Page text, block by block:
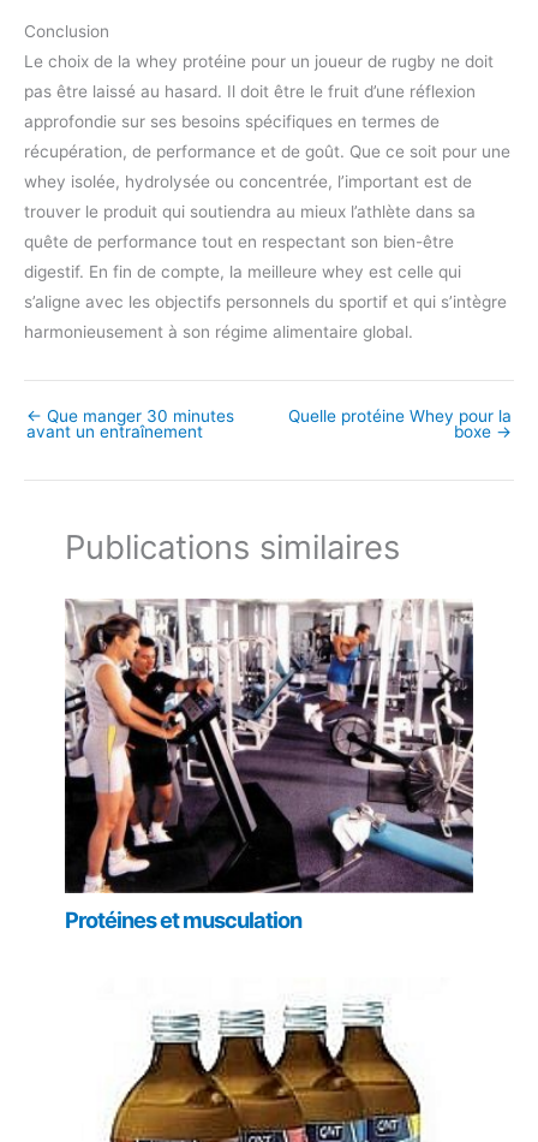
Conclusion
Le choix de la whey protéine pour un joueur de rugby ne doit
pas être laissé au hasard. Il doit être le fruit d’une réflexion
approfondie sur ses besoins spécifiques en termes de
récupération, de performance et de goût. Que ce soit pour une
whey isolée, hydrolysée ou concentrée, l’important est de
trouver le produit qui soutiendra au mieux l’athlète dans sa
quête de performance tout en respectant son bien-être
digestif. En fin de compte, la meilleure whey est celle qui
s’aligne avec les objectifs personnels du sportif et qui s’intègre
harmonieusement à son régime alimentaire global.
← Que manger 30 minutes
avant un entraînement
Quelle protéine Whey pour la
boxe →
Publications similaires
Protéines et musculation